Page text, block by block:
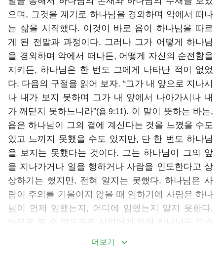
으며, 그것을 계기로 하나님을 경외하며 악에서 떠나
는 삶을 시작했다. 이것이 바로 욥이 하나님을 따르
게 된 전말과 과정이다. 그러나 그가 어떻게 하나님
을 경외하며 악에서 떠나든, 어떻게 자신의 순전함을
지키든, 하나님은 한 번도 그에게 나타난 적이 없었
다. 다음의 구절을 읽어 보자. “그가 내 앞으로 지나시
나 내가 보지 못하며 그가 내 앞에서 나아가시나 내
가 깨닫지 못하느니라”(욥 9:11). 이 말이 뜻하는 바는,
욥은 하나님이 그의 곁에 계신다는 것을 느꼈을 수도
있고 느끼지 못했을 수도 있지만, 단 한 번도 하나님
을 보지는 못했다는 것이다. 그는 하나님이 그의 앞
을 지나가거나 일을 행하거나 사람을 인도한다고 상
상하기는 했지만, 전혀 알지는 못했다. 하나님은 사
람이 주의를 기울이지 않을 때 임하기에 사람은 하나
님이 언제 임했는지, 어디에 임했는지 알지 못한다.
눈으로 볼 수 없으므로 사람에게 있어 하나님은 모습
더보기